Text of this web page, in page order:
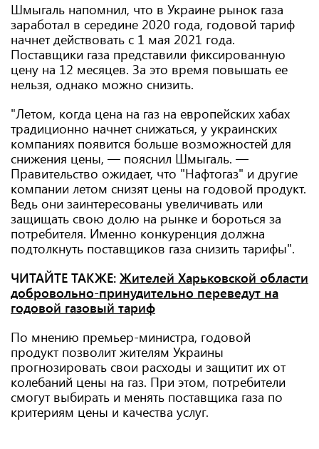
Шмыгаль напомнил, что в Украине рынок газа
заработал в середине 2020 года, годовой тариф
начнет действовать с 1 мая 2021 года.
Поставщики газа представили фиксированную
цену на 12 месяцев. За это время повышать ее
нельзя, однако можно снизить.
"Летом, когда цена на газ на европейских хабах
традиционно начнет снижаться, у украинских
компаниях появится больше возможностей для
снижения цены, — пояснил Шмыгаль. —
Правительство ожидает, что "Нафтогаз" и другие
компании летом снизят цены на годовой продукт.
Ведь они заинтересованы увеличивать или
защищать свою долю на рынке и бороться за
потребителя. Именно конкуренция должна
подтолкнуть поставщиков газа снизить тарифы".
ЧИТАЙТЕ ТАКЖЕ: Жителей Харьковской области
добровольно-принудительно переведут на
годовой газовый тариф
По мнению премьер-министра, годовой
продукт позволит жителям Украины
прогнозировать свои расходы и защитит их от
колебаний цены на газ. При этом, потребители
смогут выбирать и менять поставщика газа по
критериям цены и качества услуг.